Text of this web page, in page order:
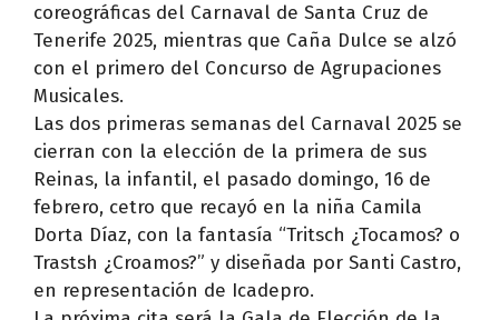
coreográficas del Carnaval de Santa Cruz de
Tenerife 2025, mientras que Caña Dulce se alzó
con el primero del Concurso de Agrupaciones
Musicales.
Las dos primeras semanas del Carnaval 2025 se
cierran con la elección de la primera de sus
Reinas, la infantil, el pasado domingo, 16 de
febrero, cetro que recayó en la niña Camila
Dorta Díaz, con la fantasía “Tritsch ¿Tocamos? o
Trastsh ¿Croamos?” y diseñada por Santi Castro,
en representación de Icadepro.